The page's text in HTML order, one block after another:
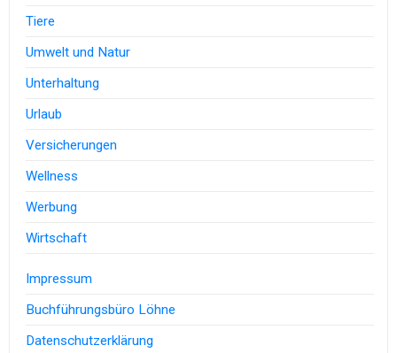
Tiere
Umwelt und Natur
Unterhaltung
Urlaub
Versicherungen
Wellness
Werbung
Wirtschaft
Impressum
Buchführungsbüro Löhne
Datenschutzerklärung